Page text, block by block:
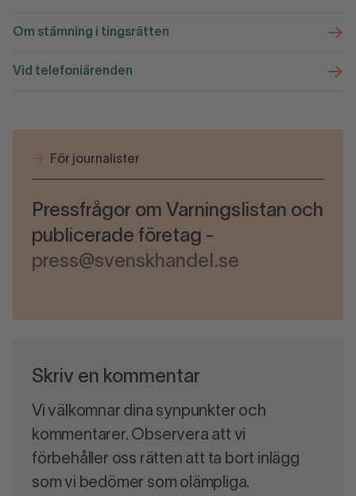
Om stämning i tingsrätten
Vid telefoniärenden
För journalister
Pressfrågor om Varningslistan och
publicerade företag -
press@svenskhandel.se
Skriv en kommentar
Vi välkomnar dina synpunkter och
kommentarer. Observera att vi
förbehåller oss rätten att ta bort inlägg
som vi bedömer som olämpliga.